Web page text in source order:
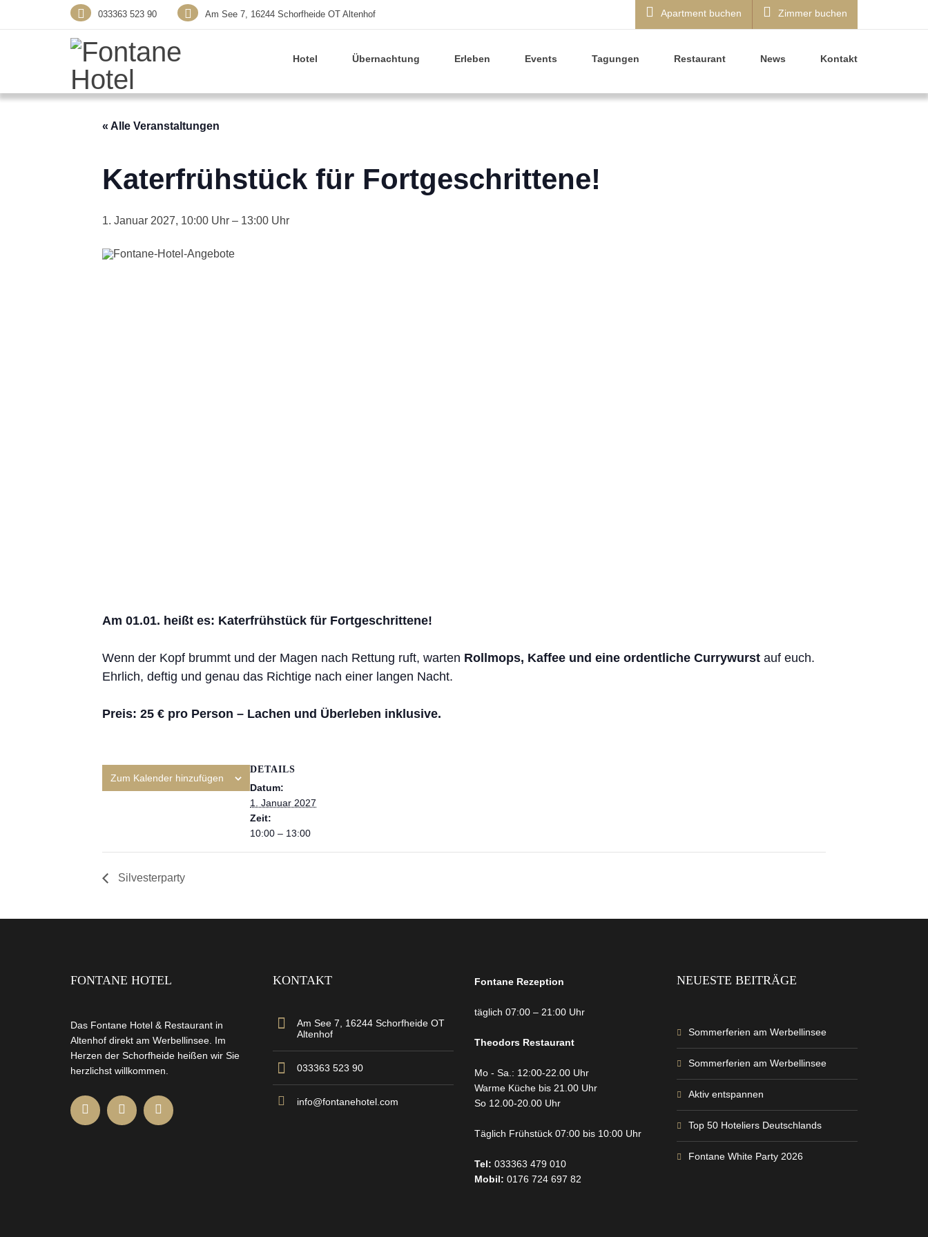
033363 523 90 Am See 7, 16244 Schorfheide OT Altenhof Apartment buchen Zimmer buchen
Hotel Übernachtung Erleben Events Tagungen Restaurant News Kontakt
« Alle Veranstaltungen
Katerfrühstück für Fortgeschrittene!
1. Januar 2027, 10:00 – 13:00
Am 01.01. heißt es: Katerfrühstück für Fortgeschrittene!
Wenn der Kopf brummt und der Magen nach Rettung ruft, warten Rollmops, Kaffee und eine ordentliche Currywurst auf euch.
Ehrlich, deftig und genau das Richtige nach einer langen Nacht.
Preis: 25 € pro Person – Lachen und Überleben inklusive.
Zum Kalender hinzufügen
DETAILS
Datum:
1. Januar 2027
Zeit:
10:00 – 13:00
Silvesterparty
FONTANE HOTEL
Das Fontane Hotel & Restaurant in
Altenhof direkt am Werbellinsee. Im
Herzen der Schorfheide heißen wir Sie
herzlichst willkommen.
KONTAKT
Am See 7, 16244 Schorfheide OT
Altenhof
033363 523 90
info@fontanehotel.com
Fontane Rezeption
täglich 07:00 – 21:00 Uhr
Theodors Restaurant
Mo - Sa.: 12:00-22.00 Uhr
Warme Küche bis 21.00 Uhr
So 12.00-20.00 Uhr
Täglich Frühstück 07:00 bis 10:00 Uhr
Tel: 033363 479 010
Mobil: 0176 724 697 82
NEUESTE BEITRÄGE
Sommerferien am Werbellinsee
Sommerferien am Werbellinsee
Aktiv entspannen
Top 50 Hoteliers Deutschlands
Fontane White Party 2026